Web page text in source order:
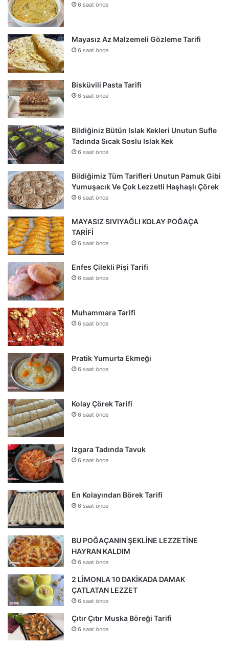
6 saat önce
Mayasız Az Malzemeli Gözleme Tarifi
6 saat önce
Bisküvili Pasta Tarifi
6 saat önce
Bildiğiniz Bütün Islak Kekleri Unutun Sufle
Tadında Sıcak Soslu Islak Kek
6 saat önce
Bildiğimiz Tüm Tarifleri Unutun Pamuk Gibi
Yumuşacık Ve Çok Lezzetli Haşhaşlı Çörek
6 saat önce
MAYASIZ SIVIYAĞLI KOLAY POĞAÇA
TARİFİ
6 saat önce
Enfes Çilekli Pişi Tarifi
6 saat önce
Muhammara Tarifi
6 saat önce
Pratik Yumurta Ekmeği
6 saat önce
Kolay Çörek Tarifi
6 saat önce
Izgara Tadında Tavuk
6 saat önce
En Kolayından Börek Tarifi
6 saat önce
BU POĞAÇANIN ŞEKLİNE LEZZETİNE
HAYRAN KALDIM
6 saat önce
2 LİMONLA 10 DAKİKADA DAMAK
ÇATLATAN LEZZET
6 saat önce
Çıtır Çıtır Muska Böreği Tarifi
6 saat önce